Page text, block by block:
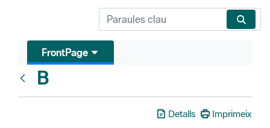
FrontPage
B
Detalls Imprimeix